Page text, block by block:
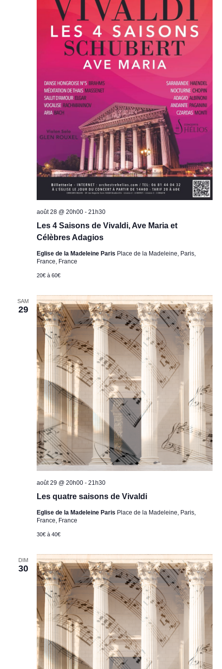
Les 4 Saisons de Vivaldi, Ave Maria et
Célèbres Adagios
août 28 @ 20h00- 21h30
Eglise de la Madeleine Paris Place de la Madeleine, Paris,
France, France
20€ à 60€
SAM
29
Les quatre saisons de Vivaldi
août 29 @ 20h00- 21h30
Eglise de la Madeleine Paris Place de la Madeleine, Paris,
France, France
30€ à 40€
DIM
30